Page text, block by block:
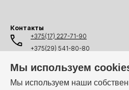
Мы используем
Мы используем наши
Контакты
+375(17) 227-71-90
+375(29) 541-80-80
+375(44) 541-80-80